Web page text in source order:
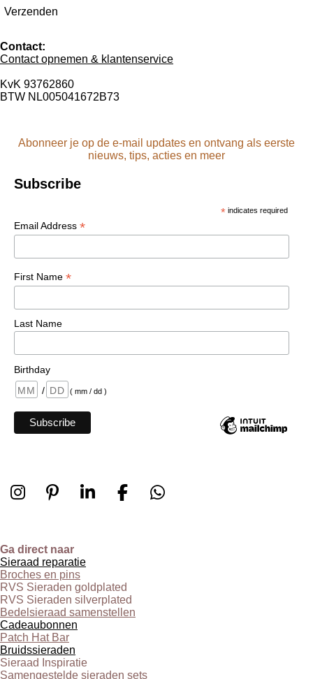
Verzenden
Contact:
Contact opnemen & klantenservice
KvK 93762860
BTW NL005041672B73
Abonneer je op de e-mail updates en ontvang als eerste
nieuws, tips, acties en meer
Subscribe
*indicates required
Email Address *
First Name *
Last Name
Birthday
/
( mm / dd )
I
t
a
g
r
a
m
P
t
e
r
e
s
t
L
d
I
n
F
o
o
k
W
Ga direct naar
Sieraad reparatie
Broches en pins
RVS Sieraden goldplated
RVS Sieraden silverplated
Bedelsieraad samenstellen
Cadeaubonnen
Patch Hat Bar
Bruidssieraden
Sieraad Inspiratie
Samengestelde sieraden sets